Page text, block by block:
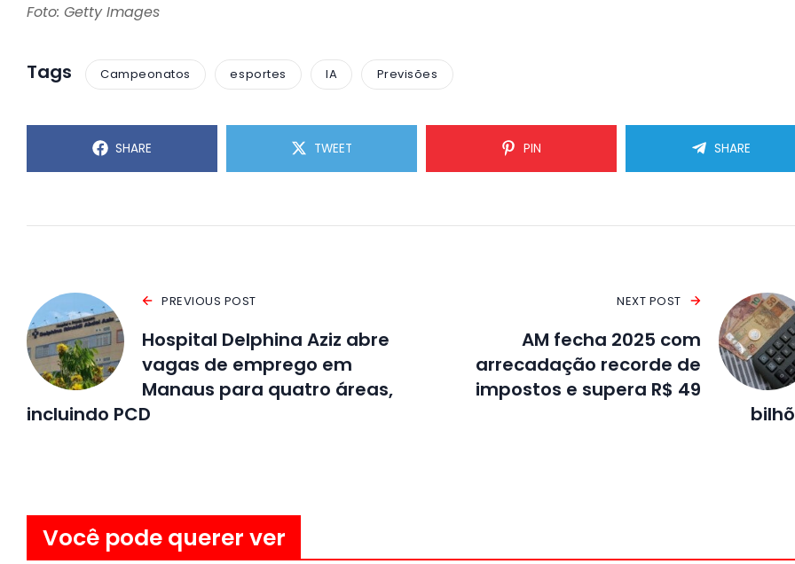
Foto: Getty Images
Tags Campeonatos esportes IA Previsões
SHARE TWEET PIN SHARE
PREVIOUS POST
Hospital Delphina Aziz abre
vagas de emprego em
Manaus para quatro áreas,
incluindo PCD
NEXT POST
AM fecha 2025 com
arrecadação recorde de
impostos e supera R$ 49
Você pode querer ver